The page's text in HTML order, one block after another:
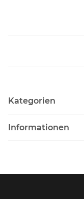
Kategorien
Informationen